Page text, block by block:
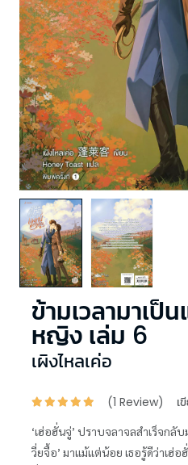
ข้ามเวลามาเป็
หญิง เล่ม 6
เผิงไหลเค่อ
(1 Review) เ
‘เฮ่อฮั่นจู่’ ปราบจลาจลสำเร็จกลั
วี่ยจื้อ’ มาแม้แต่น้อย เธอรู้ดีว่าเฮ่อ